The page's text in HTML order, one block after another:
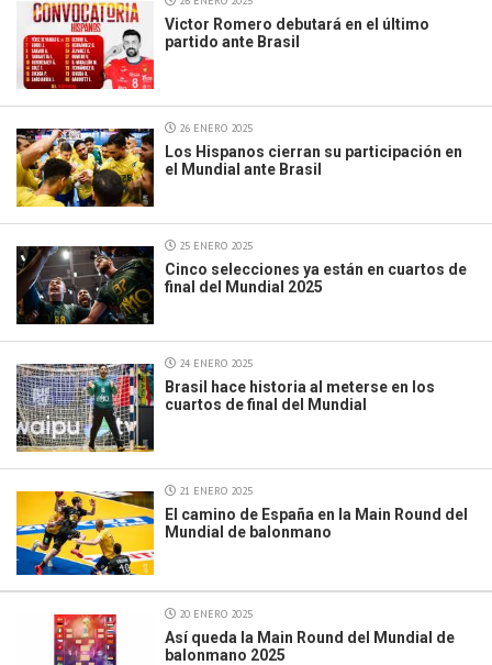
Victor Romero debutará en el último
partido ante Brasil
26 ENERO 2025
Los Hispanos cierran su participación en
el Mundial ante Brasil
25 ENERO 2025
Cinco selecciones ya están en cuartos de
final del Mundial 2025
24 ENERO 2025
Brasil hace historia al meterse en los
cuartos de final del Mundial
21 ENERO 2025
El camino de España en la Main Round del
Mundial de balonmano
20 ENERO 2025
Así queda la Main Round del Mundial de
balonmano 2025